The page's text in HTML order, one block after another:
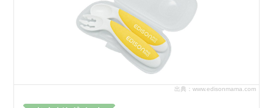
出典：www.edisonmama.com